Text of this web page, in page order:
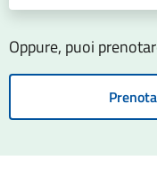
Oppure, puoi